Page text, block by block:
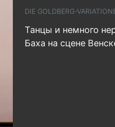
DIE GOLDBERG-
Танцы и немного
Баха на сцене